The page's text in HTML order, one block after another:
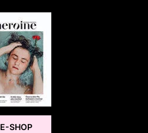
E-SHOP